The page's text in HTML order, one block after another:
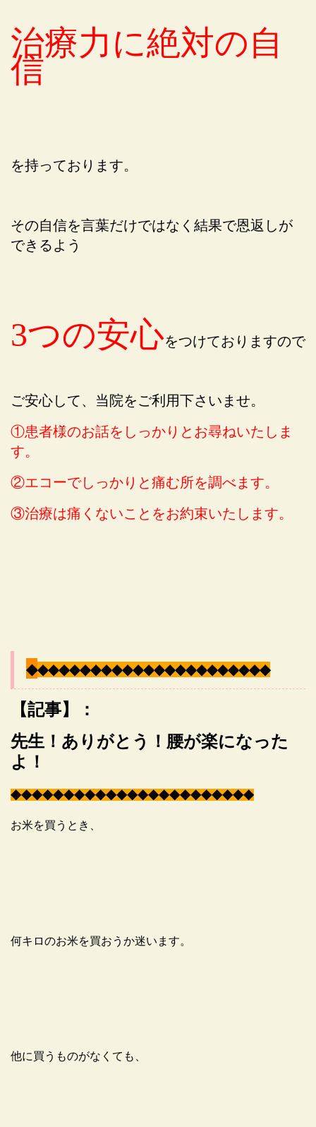
治療力に絶対の自
信
を持っております。
その自信を言葉だけではなく結果で恩返しが
できるよう
3つの安心をつけておりますので
ご安心して、当院をご利用下さいませ。
①患者様のお話をしっかりとお尋ねいたしま
す。
②エコーでしっかりと痛む所を調べます。
③治療は痛くないことをお約束いたします。
◆◆◆◆◆◆◆◆◆◆◆◆◆◆◆◆◆◆◆◆◆◆◆
【記事】：
先生！ありがとう！腰が楽になった
よ！
◆◆◆◆◆◆◆◆◆◆◆◆◆◆◆◆◆◆◆◆◆◆◆
お米を買うとき、
何キロのお米を買おうか迷います。
他に買うものがなくても、